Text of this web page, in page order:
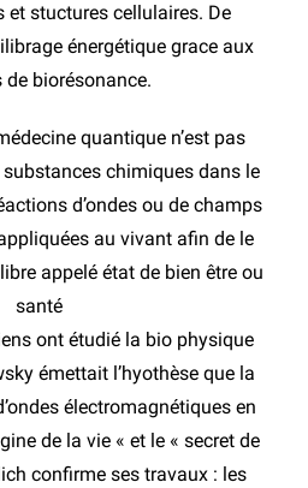
et stuctures cellulaires. De
énergétique grace aux
de biorésonance.
quantique n’est pas
chimiques dans le
d’ondes ou de champs
au vivant afin de le
appelé état de bien être ou
santé
ont étudié la bio physique
émettait l’hyothèse que la
électromagnétiques en
de la vie « et le « secret de
confirme ses travaux : les